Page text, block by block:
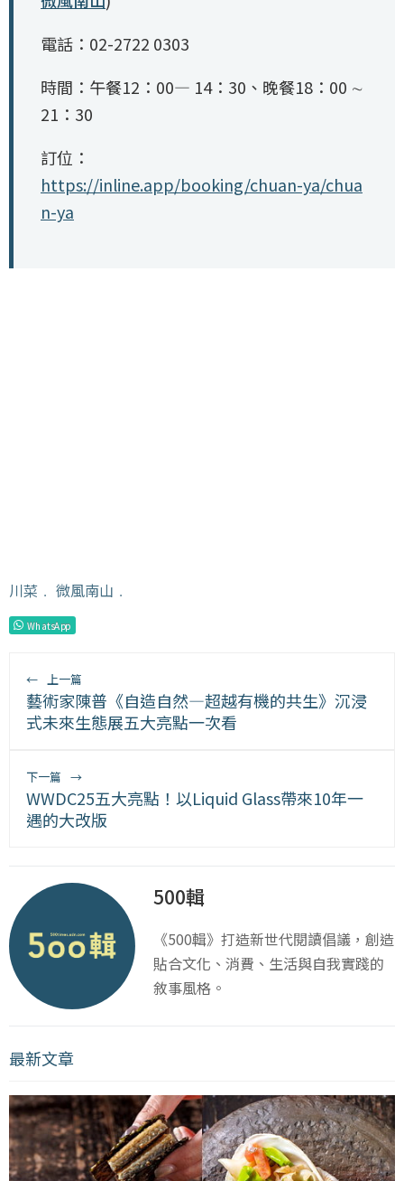
電話：02-2722 0303
時間：午餐12：00— 14：30、晚餐18：00 ∼
21：30
訂位：
https://inline.app/booking/chuan-ya/chua
n-ya
川菜 ﹒ 微風南山 ﹒
WhatsApp
← 上一篇
藝術家陳普《自造自然—超越有機的共生》沉浸
式未來生態展五大亮點一次看
下一篇 →
WWDC25五大亮點！以Liquid Glass帶來10年一
遇的大改版
500輯
《500輯》打造新世代閱讀倡議，創造
貼合文化、消費、生活與自我實踐的
敘事風格。
最新文章